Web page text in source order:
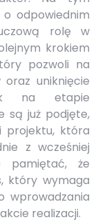
odpowiednim
rolę w
krokiem
pozwoli na
uniknięcie
na etapie
są już podjęte,
projektu, która
z wcześniej
pamiętać, że
który wymaga
wprowadzania
realizacji.